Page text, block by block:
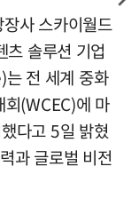
사 스카이월드
츠 솔루션 기업
전 세계 중화
(WCEC)에 마
다고 5일 밝혔
과 글로벌 비전